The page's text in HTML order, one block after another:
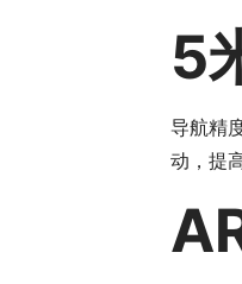
5
导航精
动，提